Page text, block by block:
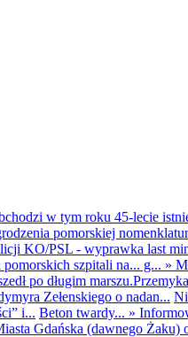
w tym roku 45-lecie
pomorskiej
KO/PSL - wyprawka last
szpitali na... g... »
po długim
Zełenskiego o nadan...
i... Beton twardy... »
Gdańska (dawnego Żaku)